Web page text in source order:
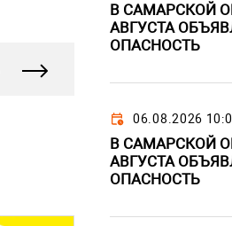
В САМАРСКОЙ
АВГУСТА
ОПАСНОСТЬ
06.08.2026
В САМАРСКОЙ
АВГУСТА
ОПАСНОСТЬ